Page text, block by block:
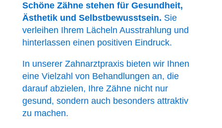
Schöne Zähne stehen für Gesundheit,
Ästhetik und Selbstbewusstsein. Sie
verleihen Ihrem Lächeln Ausstrahlung und
hinterlassen einen positiven Eindruck.
In unserer Zahnarztpraxis bieten wir Ihnen
eine Vielzahl von Behandlungen an, die
darauf abzielen, Ihre Zähne nicht nur
gesund, sondern auch besonders attraktiv
zu machen.